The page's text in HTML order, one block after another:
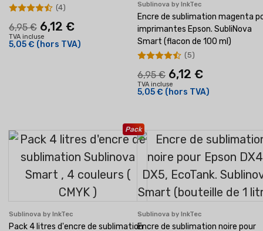
6,95 € 6,12 €
TVA incluse
5,05 € (hors TVA)
(4) Sublinova by InkTec
Encre de sublimation magenta
imprimantes Epson. SubliNova
Smart (flacon de 100 ml)
6,95 € 6,12 €
TVA incluse
5,05 € (hors TVA)
(5)
Pack
Sublinova by InkTec
Pack 4 litres d'encre de sublimation
Sublinova by InkTec
Encre de sublimation noire pour